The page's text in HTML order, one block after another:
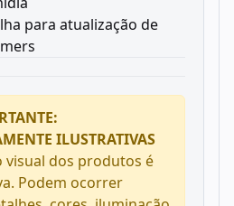
para atualização de
ILUSTRATIVAS
visual dos produtos é
Podem ocorrer